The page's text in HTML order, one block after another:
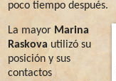
poco tiempo después.
La mayor Marina
Raskova utilizó su
posición y sus
contactos